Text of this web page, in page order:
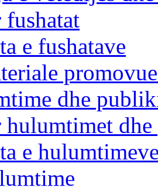
fushatat
e fushatave
dhe
hulumtimet
e